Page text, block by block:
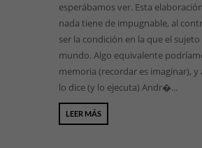
esperábamos ver. Esta
nada tiene de impugnable, al
ser la condición en la que el
mundo. Algo equivalente
memoria (recordar es imaginar), y
lo dice (y lo ejecuta) Andr�...
LEER MÁS